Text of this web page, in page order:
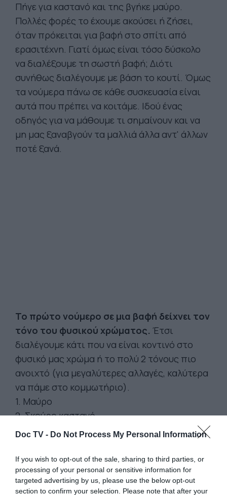
Doc TV - Do Not Process My Personal Information
If you wish to opt-out of the sale, sharing to third parties, or
processing of your personal or sensitive information for
targeted advertising by us, please use the below opt-out
section to confirm your selection. Please note that after your
Πήγε για καστανό και της βγήκε μαύρο.
Πολλές φορές το έχουμε ακούσει ή ζήσει,
όταν πρόκειται για βαφή στο σπίτι από
ερασιτέχνη. Γιατί όμως είναι τόσο δύσκολο
να διαλέξουμε τη σωστή βαφή; Διότι
συνήθως διαλέγουμε με βάση το κουτί. Όμως
τα νούμερα πάνω σε κάθε συσκευασία είναι
αυτά που πρέπει να κοιτάμε. Ιδού ένας
οδηγός για να μάθουμε τι σημαίνουν και να
μη μας ξαναβγούν τα μαλλιά άλλα αντ' άλλων
ποτέ ξανά.
Το πρώτο νούμερο σε μια βαφή δείχνει τον
τόνο του φυσικού χρώματος. Έτσι
διαλέγουμε κάτι που να είναι κοντινό στο
φυσικό μας χρώμα ή το πολύ 2 τόνους πιο
ανοιχτό (για μεγαλύτερες αλλαγές, καλύτερα
να πάμε στο κομμωτήριο).
1. Μαύρο
2. Σκούρο καστανό
3. Καστανό
5. Πολύ ανοιχτό καστανό
6. Σκούρο ξανθό
7. Ξανθό